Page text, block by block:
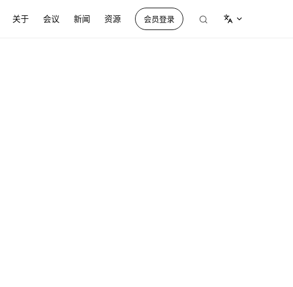
关于 会议 新闻 资源 会员登录